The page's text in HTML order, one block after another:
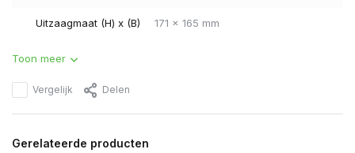
Uitzaagmaat (H) x (B) 171 x 165 mm
Toon meer
Vergelijk Delen
Gerelateerde producten